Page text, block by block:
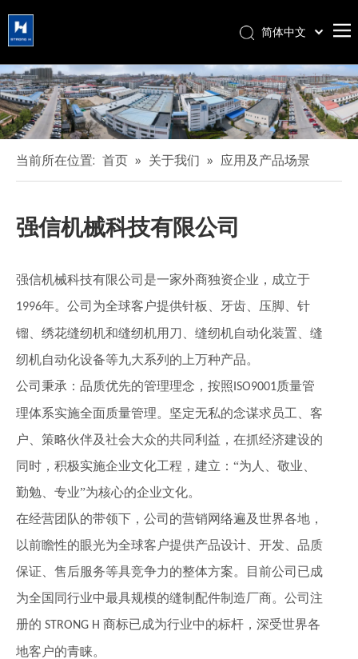
简体中文
Türk dili
Tiếng Việt
한국어
当前所在位置: 首页 » 关于我们 » 应用及产品场景
强信机械科技有限公司
强信机械科技有限公司是一家外商独资企业，成立于
1996年。公司为全球客户提供针板、 牙齿 、压脚、 针
镏、 绣花缝纫机和缝纫机用刀 、缝纫机自动化装置 、缝
纫机自动化设备等九大系列的上万种产品。
公司秉承：品质优先的管理理念，按照 ISO9001质量管
理体系实施全面质量管理。坚定无私的念谋求员工、客
户、策略伙伴及社会大众的共同利益，在抓经济建设的
同时，积极实施企业文化工程，建立：“为人、敬业、
勤勉、专业”为核心的企业文化。
在经营团队的带领下，公司的营销网络遍及世界各地，
以前瞻性的眼光为全球客户提供产品设计、开发、品质
保证、售后服务等具竞争力的整体方案。目前公司已成
为全国同行业中最具规模的缝制配件制造厂商。公司注
册的 STRONG H 商标已成为行业中的标杆，深受世界各
地客户的青睐。